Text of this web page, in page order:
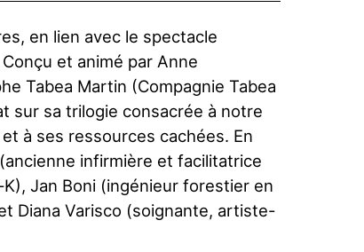
en lien avec le spectacle
et animé par Anne
Tabea Martin (Compagnie Tabea
sur sa trilogie consacrée à notre
à ses ressources cachées. En
infirmière et facilitatrice
Jan Boni (ingénieur forestier en
Diana Varisco (soignante, artiste-